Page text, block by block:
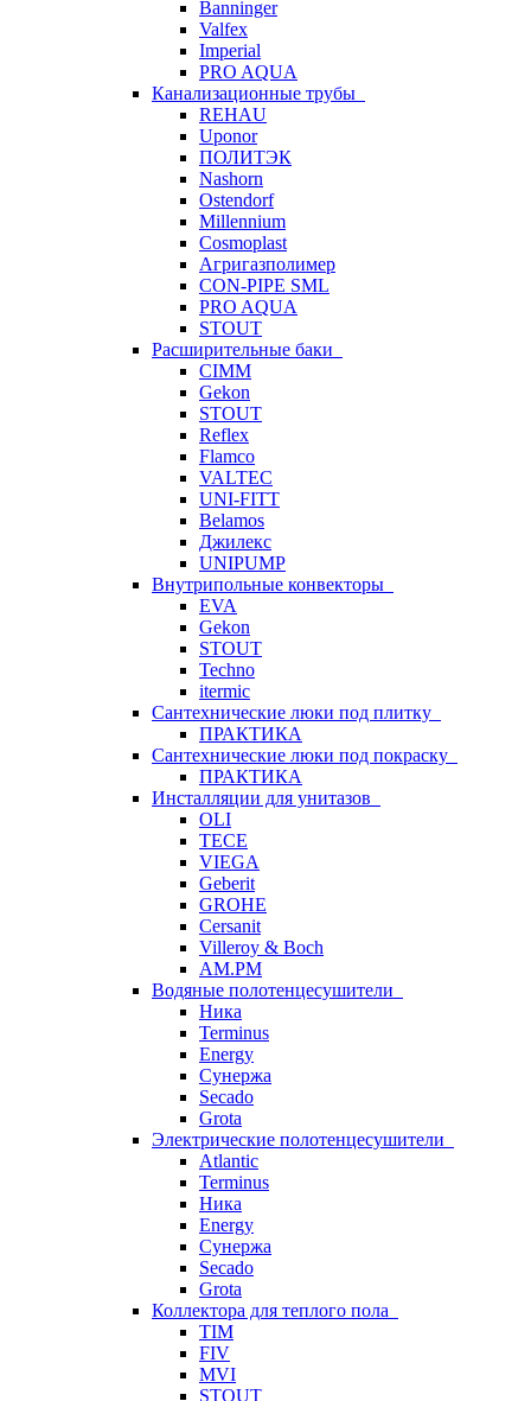
Banninger
Valfex
Imperial
PRO AQUA
Канализационные трубы
REHAU
Uponor
ПОЛИТЭК
Nashorn
Ostendorf
Millennium
Cosmoplast
Агригазполимер
CON-PIPE SML
PRO AQUA
STOUT
Расширительные баки
CIMM
Gekon
STOUT
Reflex
Flamco
VALTEC
UNI-FITT
Belamos
Джилекс
UNIPUMP
Внутрипольные конвекторы
EVA
Gekon
STOUT
Techno
itermic
Сантехнические люки под плитку
ПРАКТИКА
Сантехнические люки под покраску
ПРАКТИКА
Инсталляции для унитазов
OLI
TECE
VIEGA
Geberit
GROHE
Cersanit
Villeroy & Boch
AM.PM
Водяные полотенцесушители
Ника
Terminus
Energy
Сунержа
Secado
Grota
Электрические полотенцесушители
Atlantic
Terminus
Ника
Energy
Сунержа
Secado
Grota
Коллектора для теплого пола
TIM
FIV
MVI
STOUT